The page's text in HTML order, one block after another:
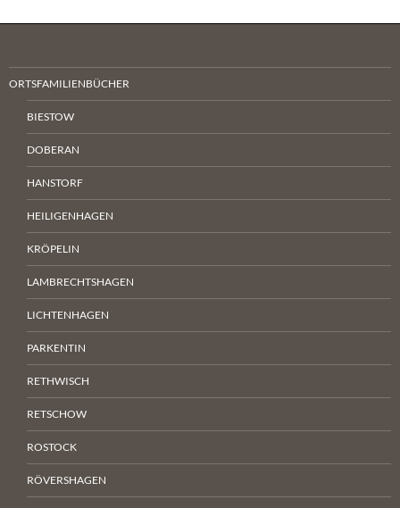
ORTSFAMILIENBÜCHER
BIESTOW
DOBERAN
HANSTORF
HEILIGENHAGEN
KRÖPELIN
LAMBRECHTSHAGEN
LICHTENHAGEN
PARKENTIN
RETHWISCH
RETSCHOW
ROSTOCK
RÖVERSHAGEN